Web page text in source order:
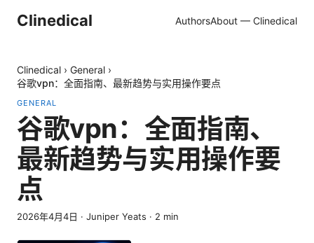
Clinedical AuthorsAbout — Clinedical
Clinedical › General ›
谷歌vpn：全面指南、最新趋势与实用操作要点
GENERAL
谷歌vpn：全面指南、
最新趋势与实用操作要
点
2026年4月4日 · Juniper Yeats · 2 min